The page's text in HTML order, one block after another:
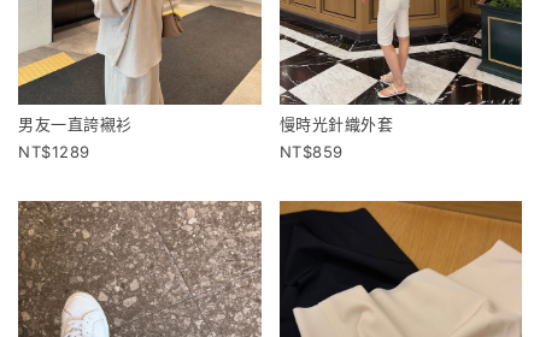
男友一直誇襯衫
1289
慢時光針織外套
859